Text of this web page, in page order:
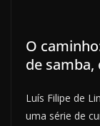
O
de samba,
Luís Filipe de
uma série de